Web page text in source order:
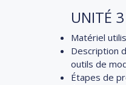
UNITÉ
Matériel
Description
outils de
Étapes de